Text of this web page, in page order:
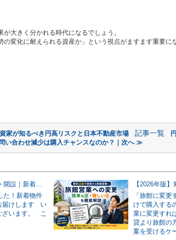
大きく分かれる時代になるでしょう。
変化に耐えられる資産か」という視点がますます重要に
家が知るべき円高リスクと日本不動産市場 記事一覧
い合わせ減少は購入チャンスなのか？｜次へ ≫
【お知らせ】LINE公式アカウント開設｜新着物件情報・日本不動産の最新情報を配信開始
た！新着物件
届けします い
ざいます。 こ
「旅館に変
けで購入する
業に変更すれ
貸より旅館の
案を受けるケ